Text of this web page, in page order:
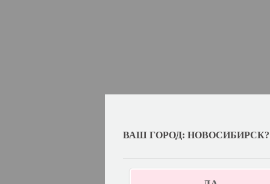
ВАШ ГОРОД: НОВОСИБИРСК?